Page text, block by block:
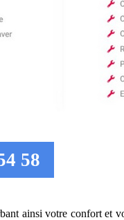
58
ainsi votre confort et